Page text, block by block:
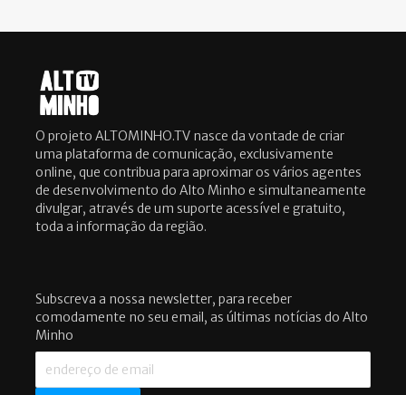
O projeto ALTOMINHO.TV nasce da vontade de criar
uma plataforma de comunicação, exclusivamente
online, que contribua para aproximar os vários agentes
de desenvolvimento do Alto Minho e simultaneamente
divulgar, através de um suporte acessível e gratuito,
toda a informação da região.
Subscreva a nossa newsletter, para receber
comodamente no seu email, as últimas notícias do Alto
Minho